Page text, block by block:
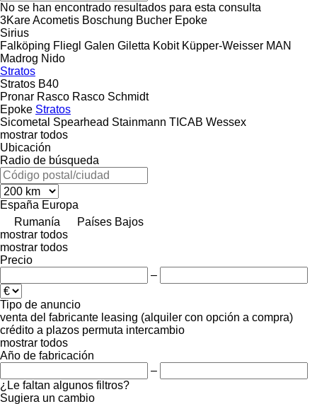
No se han encontrado resultados para esta consulta
3KareAcometis Boschung Bucher Epoke
Sirius
Falköping Fliegl Galen Giletta Kobit Küpper-Weisser MAN
Madrog Nido
Stratos
Stratos B40
Pronar Rasco Rasco Schmidt
Epoke Stratos
Sicometal Spearhead Stainmann TICAB Wessex
mostrar todos
Ubicación
Radio de búsqueda
España Europa
Rumanía
Países Bajos
mostrar todos
mostrar todos
Precio
–
Tipo de anuncio
venta del fabricante leasing (alquiler con opción a compra)
crédito a plazos permuta intercambio
mostrar todos
Año de fabricación
–
¿Le faltan algunos filtros?
Sugiera un cambio